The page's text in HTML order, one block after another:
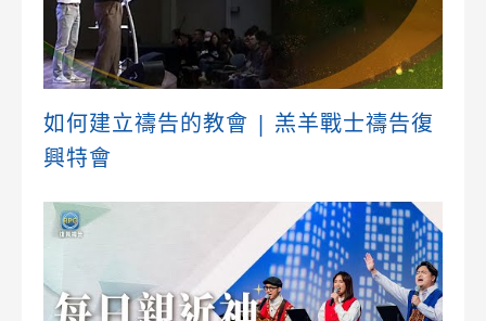
如何建立禱告的教會 | 羔羊戰士禱告復
興特會